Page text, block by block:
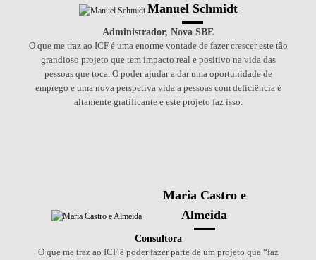
Manuel Schmidt
Administrador, Nova SBE
O que me traz ao ICF é uma enorme vontade de fazer crescer este tão
grandioso projeto que tem impacto real e positivo na vida das
pessoas que toca. O poder ajudar a dar uma oportunidade de
emprego e uma nova perspetiva vida a pessoas com deficiência é
altamente gratificante e este projeto faz isso.
Maria Castro e
Almeida
Consultora
O que me traz ao ICF é poder fazer parte de um projeto que “faz